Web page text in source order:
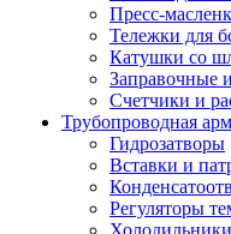
Пресс-
Тележки для
Катушки со
Заправочные
Счетчики и
Трубопроводная
Гидрозатворы
Вставки и
Регуляторы